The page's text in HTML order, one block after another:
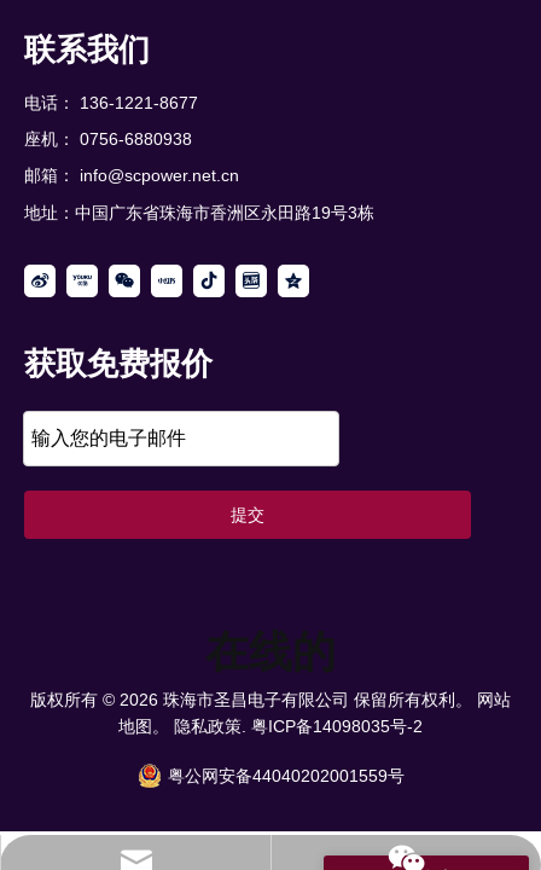
联系我们
电话： 136-1221-8677
座机： 0756-6880938
邮箱： info@scpower.net.cn
地址：中国广东省珠海市香洲区永田路19号3栋
获取免费报价
提交
在线的
版权所有 © 2026 珠海市圣昌电子有限公司 保留所有权利。 网站
地图。
隐私政策. 粤ICP备14098035号-2
粤公网安备44040202001559号